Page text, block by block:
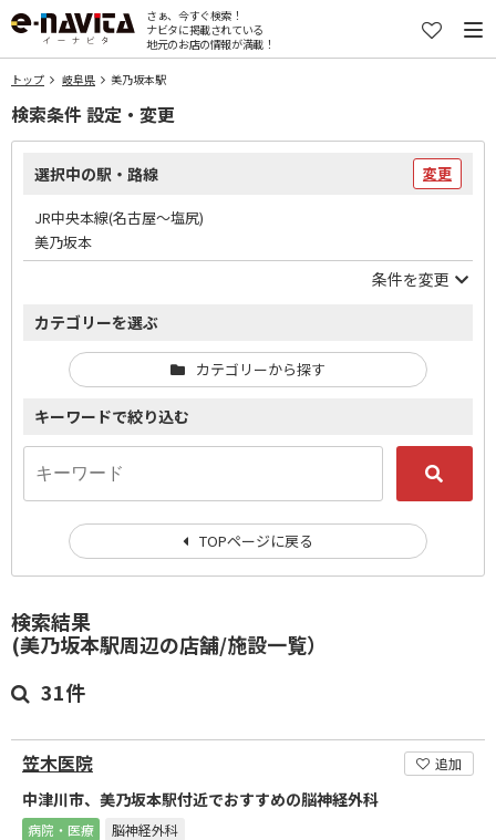
さぁ、今すぐ検索！
ナビタに掲載されている
地元のお店の情報が満載！
トップ 岐阜県 美乃坂本駅
検索結果
(美乃坂本駅周辺の店舗/施設一覧）
31件
笠木医院 追加
中津川市、美乃坂本駅付近でおすすめの脳神経外科
病院・医療 脳神経外科
検索条件 設定・変更
選択中の駅・路線 変更
JR中央本線(名古屋～塩尻)
美乃坂本
条件を変更
カテゴリーを選ぶ
カテゴリーから探す
キーワードで絞り込む
TOPページに戻る